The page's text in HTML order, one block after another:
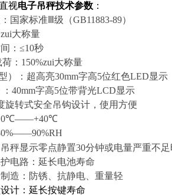
视电子吊秤技术参数 ：
国家标准Ⅲ级 （GB11883-89）
zui大称量
：≤10秒
： 150%zui大称量
） ：超高亮30mm字高5位红色LED显示
： 40mm字高5位带背光LCD显示
旋转式安全吊钩设计，使用方便
0℃——+40℃
——90%RH
秤显示零点静置30分钟或电量严重不
电路：延长电池寿命
造：防锈、抗静电、重量轻
计：延长按键寿命